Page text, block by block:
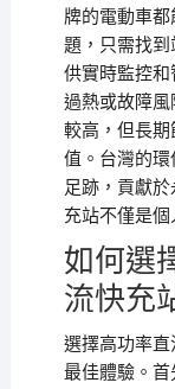
牌的電動車
題，只需找
供實時監控
過熱或故障
較高，但長
值。台灣的
足跡，貢獻
充站不僅是
如何選
流快充
選擇高功率
最佳體驗。